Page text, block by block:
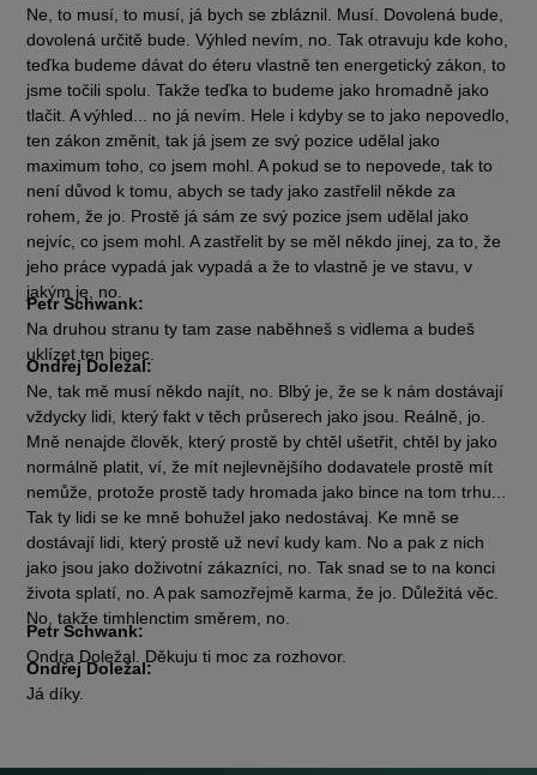
Ne, to musí, to musí, já bych se zbláznil. Musí. Dovolená bude,
dovolená určitě bude. Výhled nevím, no. Tak otravuju kde koho,
teďka budeme dávat do éteru vlastně ten energetický zákon, to
jsme točili spolu. Takže teďka to budeme jako hromadně jako
tlačit. A výhled... no já nevím. Hele i kdyby se to jako nepovedlo,
ten zákon změnit, tak já jsem ze svý pozice udělal jako
maximum toho, co jsem mohl. A pokud se to nepovede, tak to
není důvod k tomu, abych se tady jako zastřelil někde za
rohem, že jo. Prostě já sám ze svý pozice jsem udělal jako
nejvíc, co jsem mohl. A zastřelit by se měl někdo jinej, za to, že
jeho práce vypadá jak vypadá a že to vlastně je ve stavu, v
jakým je, no.
Petr Schwank:
Na druhou stranu ty tam zase naběhneš s vidlema a budeš
uklízet ten binec.
Ondřej Doležal:
Ne, tak mě musí někdo najít, no. Blbý je, že se k nám dostávají
vždycky lidi, který fakt v těch průserech jako jsou. Reálně, jo.
Mně nenajde člověk, který prostě by chtěl ušetřit, chtěl by jako
normálně platit, ví, že mít nejlevnějšího dodavatele prostě mít
nemůže, protože prostě tady hromada jako bince na tom trhu...
Tak ty lidi se ke mně bohužel jako nedostávaj. Ke mně se
dostávají lidi, který prostě už neví kudy kam. No a pak z nich
jako jsou jako doživotní zákazníci, no. Tak snad se to na konci
života splatí, no. A pak samozřejmě karma, že jo. Důležitá věc.
No, takže timhlenctim směrem, no.
Petr Schwank:
Ondra Doležal. Děkuju ti moc za rozhovor.
Ondřej Doležal:
Já díky.